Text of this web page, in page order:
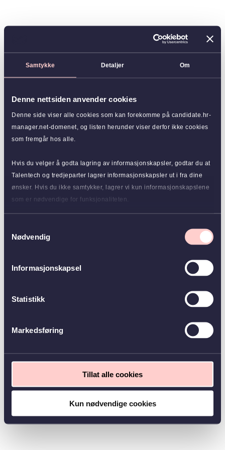
Samtykke Detaljer Om
Denne nettsiden anvender cookies
Denne side viser alle cookies som kan forekomme på candidate.hr-
manager.net-domenet, og listen herunder viser derfor ikke cookies
som fremgår hos alle.
Hvis du velger å godta lagring av informasjonskapsler, godtar du at
Talentech og tredjeparter lagrer informasjonskapsler ut i fra dine
ønsker. Hvis du ikke samtykker, lagrer vi kun informasjonskapslene
som er nødvendige for funksjonaliteten.
Nødvendig
Informasjonskapsel
Statistikk
Markedsføring
Tillat alle cookies
Kun nødvendige cookies